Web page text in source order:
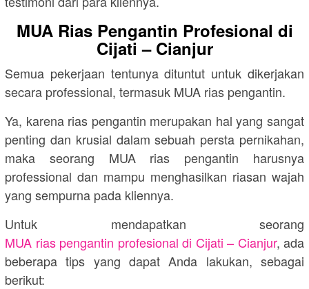
MUA Rias Pengantin Profesional di
Cijati – Cianjur
Semua pekerjaan tentunya dituntut untuk dikerjakan
secara professional, termasuk MUA rias pengantin.
Ya, karena rias pengantin merupakan hal yang sangat
penting dan krusial dalam sebuah persta pernikahan,
maka seorang MUA rias pengantin harusnya
professional dan mampu menghasilkan riasan wajah
yang sempurna pada kliennya.
Untuk mendapatkan seorang
MUA rias pengantin profesional di Cijati – Cianjur, ada
beberapa tips yang dapat Anda lakukan, sebagai
berikut: